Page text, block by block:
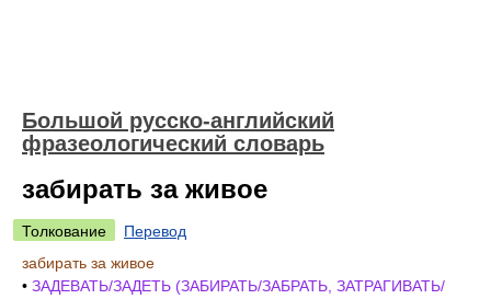
Большой русско-английский
фразеологический словарь
забирать за живое
Толкование
Перевод
забирать за живое
• ЗАДЕВАТЬ/ЗАДЕТЬ (ЗАБИРАТЬ/ЗАБРАТЬ, ЗАТРАГИВАТЬ/